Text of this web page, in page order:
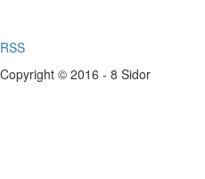
RSS
Copyright © 2016 - 8 Sidor